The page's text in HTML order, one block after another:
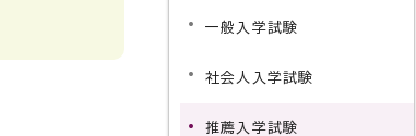
一般入学試験
社会人入学試験
推薦入学試験